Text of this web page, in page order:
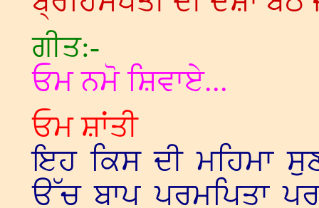
ਗੀਤ:-
ਓਮ ਨਮੋ ਸ਼ਿਵਾਏ...
ਓਮ ਸ਼ਾਂਤੀ
ਇਹ ਕਿਸ ਦੀ ਮਹਿਮਾ
ਉੱਚ ਬਾਪ ਪਰਮਪਿਤਾ